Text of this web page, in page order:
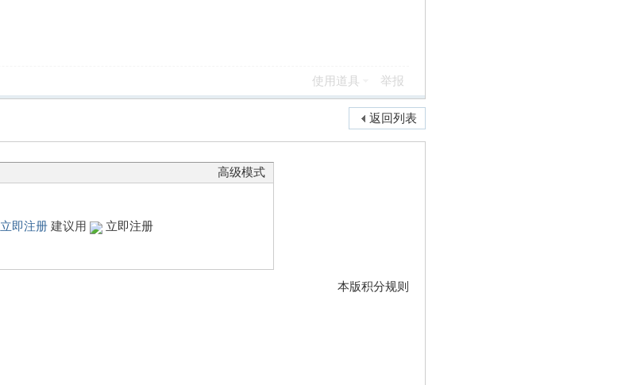
使用道具 举报
返回列表
高级模式
立即注册 建议用 立即注册
本版积分规则